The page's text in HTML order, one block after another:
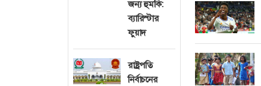
জন্য হুমকি:
ব্যারিস্টার
ফুয়াদ
রাষ্ট্রপতি
নির্বাচনের